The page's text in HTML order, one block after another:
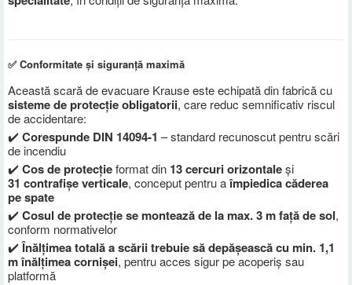
✅ Conformitate și siguranță maximă
Această scară de evacuare Krause este echipată din fabrică cu
sisteme de protecție obligatorii, care reduc semnificativ riscul
de accidentare:
✔️Corespunde DIN 14094-1 – standard recunoscut pentru scări
de incendiu
✔️Cos de protecțieformat din 13cercuri orizontaleși
31 contrafișe verticale, conceput pentru aîmpiedica căderea
pe spate
✔️Cosul de protecție se montează de la max. 3 m față de sol,
conform normativelor
✔️Înălțimea totală a scării trebuie să depășească cu min. 1,1
m înălțimea cornișei, pentru acces sigur pe acoperiș sau
platformă